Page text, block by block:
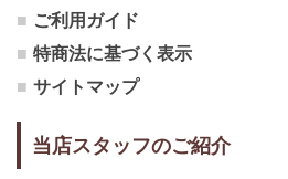
ご利用ガイド
特商法に基づく表示
サイトマップ
当店スタッフのご紹介